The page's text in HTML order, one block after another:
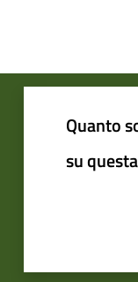
Quanto
su